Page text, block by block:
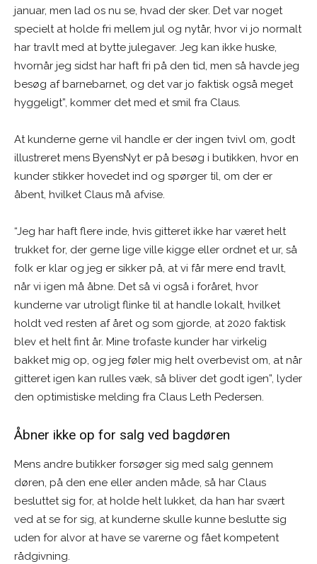
januar, men lad os nu se, hvad der sker. Det var noget
specielt at holde fri mellem jul og nytår, hvor vi jo normalt
har travlt med at bytte julegaver. Jeg kan ikke huske,
hvornår jeg sidst har haft fri på den tid, men så havde jeg
besøg af barnebarnet, og det var jo faktisk også meget
hyggeligt”, kommer det med et smil fra Claus.
At kunderne gerne vil handle er der ingen tvivl om, godt
illustreret mens ByensNyt er på besøg i butikken, hvor en
kunder stikker hovedet ind og spørger til, om der er
åbent, hvilket Claus må afvise.
“Jeg har haft flere inde, hvis gitteret ikke har været helt
trukket for, der gerne lige ville kigge eller ordnet et ur, så
folk er klar og jeg er sikker på, at vi får mere end travlt,
når vi igen må åbne. Det så vi også i foråret, hvor
kunderne var utroligt flinke til at handle lokalt, hvilket
holdt ved resten af året og som gjorde, at 2020 faktisk
blev et helt fint år. Mine trofaste kunder har virkelig
bakket mig op, og jeg føler mig helt overbevist om, at når
gitteret igen kan rulles væk, så bliver det godt igen”, lyder
den optimistiske melding fra Claus Leth Pedersen.
Åbner ikke op for salg ved bagdøren
Mens andre butikker forsøger sig med salg gennem
døren, på den ene eller anden måde, så har Claus
besluttet sig for, at holde helt lukket, da han har svært
ved at se for sig, at kunderne skulle kunne beslutte sig
uden for alvor at have se varerne og fået kompetent
rådgivning.